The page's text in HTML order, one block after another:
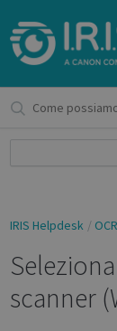
IRIS Helpdesk
scanner